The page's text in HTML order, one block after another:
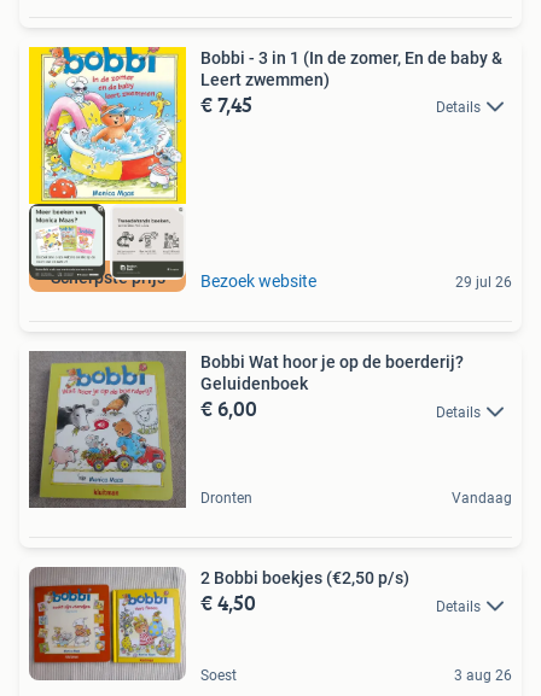
Scherpste prijs
Bobbi - 3 in 1 (In de zomer, En de baby &
Leert zwemmen)
€ 7,45 Details
Bezoek website 29 jul 26
Bobbi Wat hoor je op de boerderij?
Geluidenboek
€ 6,00 Details
Dronten Vandaag
2 Bobbi boekjes (€2,50 p/s)
€ 4,50 Details
Soest 3 aug 26